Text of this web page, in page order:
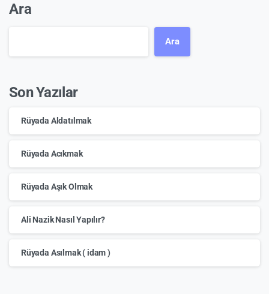
Ara
Ara
Son Yazılar
Rüyada Aldatılmak
Rüyada Acıkmak
Rüyada Aşık Olmak
Ali Nazik Nasıl Yapılır?
Rüyada Asılmak ( idam )